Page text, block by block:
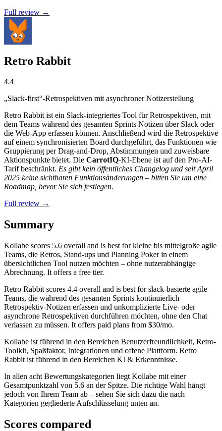
Full review →
Retro Rabbit
4.4
„Slack-first“-Retrospektiven mit asynchroner Notizerstellung
Retro Rabbit ist ein Slack-integriertes Tool für Retrospektiven, mit
dem Teams während des gesamten Sprints Notizen über Slack oder
die Web-App erfassen können. Anschließend wird die Retrospektive
auf einem synchronisierten Board durchgeführt, das Funktionen wie
Gruppierung per Drag-and-Drop, Abstimmungen und zuweisbare
Aktionspunkte bietet. Die CarrotIQ-KI-Ebene ist auf den Pro-AI-
Tarif beschränkt. Es gibt kein öffentliches Changelog und seit April
2025 keine sichtbaren Funktionsänderungen – bitten Sie um eine
Roadmap, bevor Sie sich festlegen.
Full review →
Summary
Kollabe scores 5.6 overall and is best for kleine bis mittelgroße agile
Teams, die Retros, Stand-ups und Planning Poker in einem
übersichtlichen Tool nutzen möchten – ohne nutzerabhängige
Abrechnung. It offers a free tier.
Retro Rabbit scores 4.4 overall and is best for slack-basierte agile
Teams, die während des gesamten Sprints kontinuierlich
Retrospektiv-Notizen erfassen und unkomplizierte Live- oder
asynchrone Retrospektiven durchführen möchten, ohne den Chat
verlassen zu müssen. It offers paid plans from $30/mo.
Kollabe ist führend in den Bereichen Benutzerfreundlichkeit, Retro-
Toolkit, Spaßfaktor, Integrationen und offene Plattform. Retro
Rabbit ist führend in den Bereichen KI & Erkenntnisse.
In allen acht Bewertungskategorien liegt Kollabe mit einer
Gesamtpunktzahl von 5.6 an der Spitze. Die richtige Wahl hängt
jedoch von Ihrem Team ab – sehen Sie sich dazu die nach
Kategorien gegliederte Aufschlüsselung unten an.
Scores compared